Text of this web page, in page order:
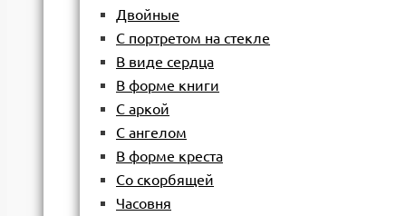
Двойные
С портретом на стекле
В виде сердца
В форме книги
С аркой
С ангелом
В форме креста
Со скорбящей
Часовня